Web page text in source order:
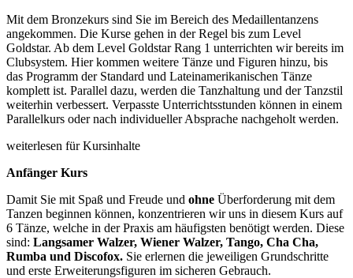
Mit dem Bronzekurs sind Sie im Bereich des Medaillentanzens
angekommen. Die Kurse gehen in der Regel bis zum Level
Goldstar. Ab dem Level Goldstar Rang 1 unterrichten wir bereits im
Clubsystem. Hier kommen weitere Tänze und Figuren hinzu, bis
das Programm der Standard und Lateinamerikanischen Tänze
komplett ist. Parallel dazu, werden die Tanzhaltung und der Tanzstil
weiterhin verbessert. Verpasste Unterrichtsstunden können in einem
Parallelkurs oder nach individueller Absprache nachgeholt werden.
weiterlesen für Kursinhalte
Anfänger Kurs
Damit Sie mit Spaß und Freude und ohne Überforderung mit dem
Tanzen beginnen können, konzentrieren wir uns in diesem Kurs auf
6 Tänze, welche in der Praxis am häufigsten benötigt werden. Diese
sind: Langsamer Walzer, Wiener Walzer, Tango, Cha Cha,
Rumba und Discofox. Sie erlernen die jeweiligen Grundschritte
und erste Erweiterungsfiguren im sicheren Gebrauch.